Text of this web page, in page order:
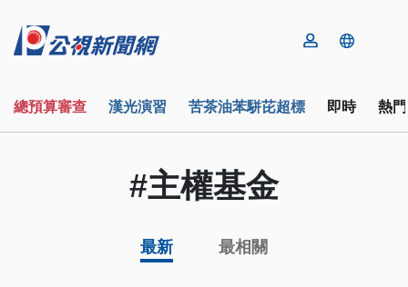
總預算審查 漢光演習 苦茶油苯駢芘超標 即時 熱
#主權基金
最新 最相關